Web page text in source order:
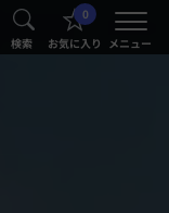
検索
0
お気に入り メニュー
®